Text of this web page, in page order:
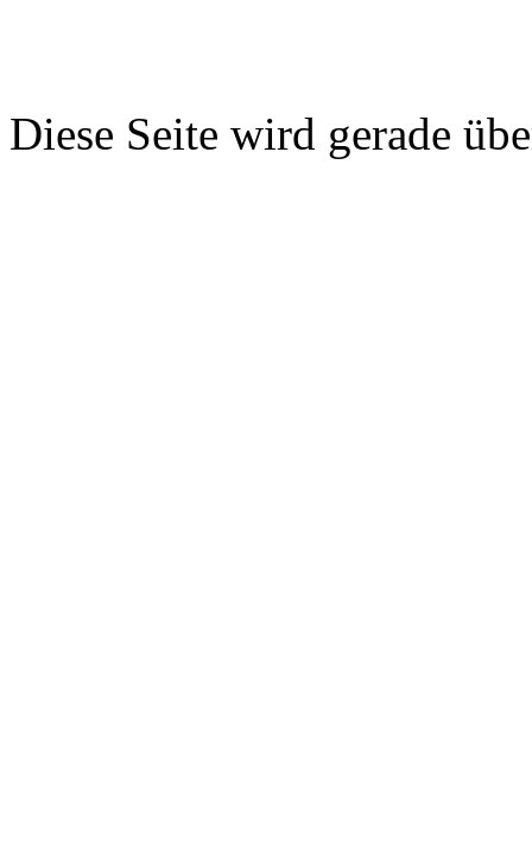
Diese Seite wird gerade